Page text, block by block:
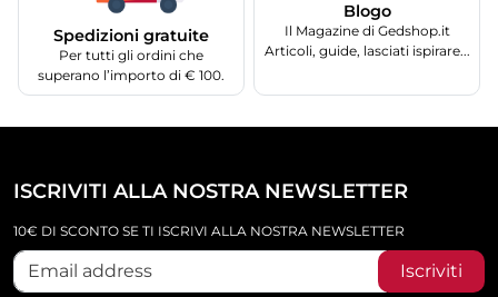
Spedizioni gratuite
Per tutti gli ordini che
superano l’importo di € 100.
Blogo
Il Magazine di Gedshop.it
Articoli, guide, lasciati ispirare...
ISCRIVITI ALLA NOSTRA NEWSLETTER
10€ DI SCONTO SE TI ISCRIVI ALLA NOSTRA NEWSLETTER
Iscriviti